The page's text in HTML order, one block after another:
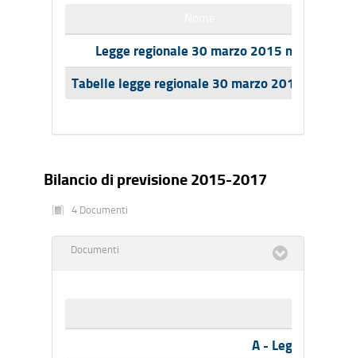
Legge regionale 30 marzo 2015 n.6
Tabelle legge regionale 30 marzo 2015 n. 6
Bilancio di previsione 2015-2017
4 Documenti
Documenti
A - Legge